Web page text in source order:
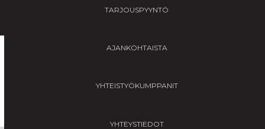
Sinikellonpolku 3 01300 VantaaTARJOUSPYYNTÖ
AJANKOHTAISTA
YHTEISTYÖKUMPPANIT
YHTEYSTIEDOT